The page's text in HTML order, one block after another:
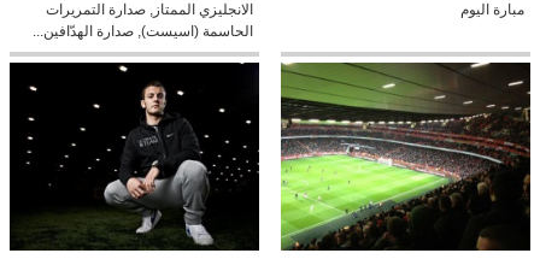
مبارة اليوم
الانجليزي الممتاز, صدارة التمريرات
الحاسمة (اسيست), صدارة الهدّافين...